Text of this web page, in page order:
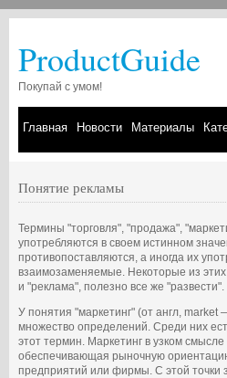
ProductGuide
Покупай с умом!
Главная Новости Материалы
Понятие рекламы
Термины "торговля", "продажа",
употребляются в своем истинном
противопоставляются, а иногда их
взаимозаменяемые. Некоторые из
и "реклама", полезно все же "развести".
У понятия "маркетинг" (от англ, market
множество определений. Среди них
этот термин. Маркетинг в узком
обеспечивающая рыночную
предприятий или фирмы. С этой точки